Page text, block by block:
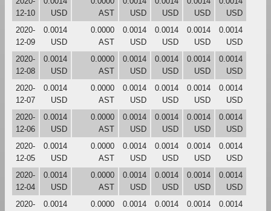
12-10
USD
AST
USD
USD
USD
USD
2020-
12-09
0.0014
USD
0.0000
AST
0.0014
USD
0.0014
USD
0.0014
USD
0.0014
USD
2020-
12-08
0.0014
USD
0.0000
AST
0.0014
USD
0.0014
USD
0.0014
USD
0.0014
USD
2020-
12-07
0.0014
USD
0.0000
AST
0.0014
USD
0.0014
USD
0.0014
USD
0.0014
USD
2020-
12-06
0.0014
USD
0.0000
AST
0.0014
USD
0.0014
USD
0.0014
USD
0.0014
USD
2020-
12-05
0.0014
USD
0.0000
AST
0.0014
USD
0.0014
USD
0.0014
USD
0.0014
USD
2020-
12-04
0.0014
USD
0.0000
AST
0.0014
USD
0.0014
USD
0.0014
USD
0.0014
USD
2020-
0.0014
0.0000
0.0014
0.0014
0.0014
0.0014